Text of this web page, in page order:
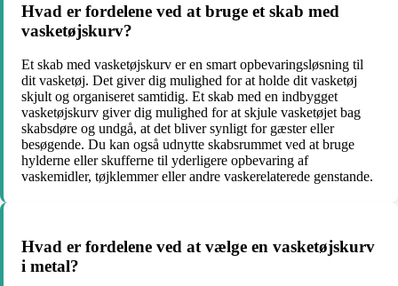
Hvad er fordelene ved at bruge et skab med
vasketøjskurv?
Et skab med vasketøjskurv er en smart opbevaringsløsning til
dit vasketøj. Det giver dig mulighed for at holde dit vasketøj
skjult og organiseret samtidig. Et skab med en indbygget
vasketøjskurv giver dig mulighed for at skjule vasketøjet bag
skabsdøre og undgå, at det bliver synligt for gæster eller
besøgende. Du kan også udnytte skabsrummet ved at bruge
hylderne eller skufferne til yderligere opbevaring af
vaskemidler, tøjklemmer eller andre vaskerelaterede genstande.
Hvad er fordelene ved at vælge en vasketøjskurv
i metal?